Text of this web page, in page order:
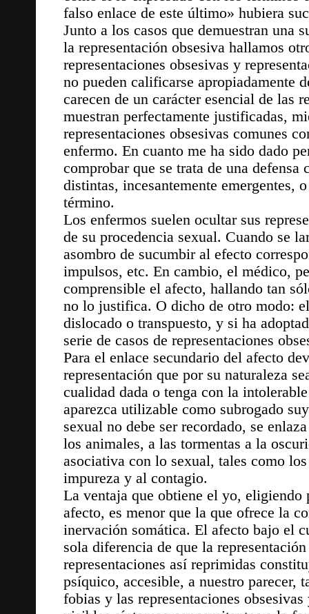
falso enlace de este último» hubiera
Junto a los casos que demuestran una
la representación obsesiva hallamos
representaciones obsesivas y
no pueden calificarse apropiadamente
carecen de un carácter esencial de las
muestran perfectamente justificadas,
representaciones obsesivas comunes
enfermo. En cuanto me ha sido dado
comprobar que se trata de una defensa
distintas, incesantemente emergentes,
término.
Los enfermos suelen ocultar sus
de su procedencia sexual. Cuando se
asombro de sucumbir al efecto
impulsos, etc. En cambio, el médico,
comprensible el afecto, hallando tan
no lo justifica. O dicho de otro modo:
dislocado o transpuesto, y si ha
serie de casos de representaciones
Para el enlace secundario del afecto
representación que por su naturaleza
cualidad dada o tenga con la
aparezca utilizable como subrogado
sexual no debe ser recordado, se
los animales, a las tormentas a la
asociativa con lo sexual, tales como
impureza y al contagio.
La ventaja que obtiene el yo, eligiendo
afecto, es menor que la que ofrece la
inervación somática. El afecto bajo el
sola diferencia de que la
representaciones así reprimidas
psíquico, accesible, a nuestro parecer,
fobias y las representaciones